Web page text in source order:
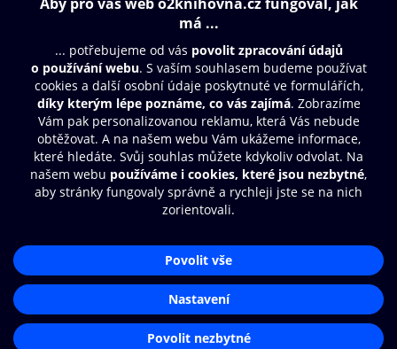
Obsah ke stažení
Moje O2 Knihovna
Další zábava
© O2 Czech Republic a.s.
Přístupnost
Zásady zpracování osobních údajů
Nastavení cookies
Aplikace O2 Knihovna
Čti a poslouchej své e-knihy a
audioknihy rychleji a pohodlněji.